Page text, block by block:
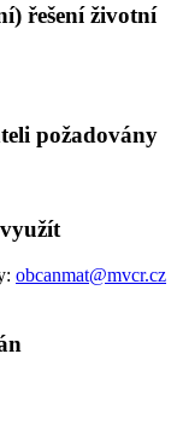
řešení životní
požadovány
obcanmat@mvcr.cz